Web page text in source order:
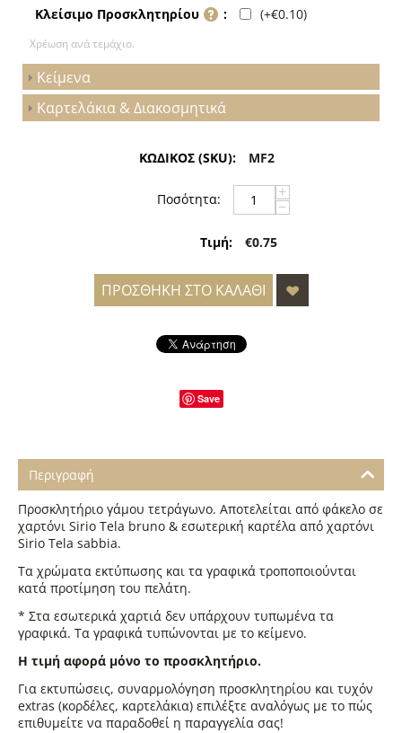
Κλείσιμο Προσκλητηρίου : (+€0.10)
Χρέωση ανά τεμάχιο.
Κείμενα
Καρτελάκια & Διακοσμητικά
ΚΩΔΙΚΟΣ (SKU): MF2
Ποσότητα: +
−
Τιμή: €0.75
ΠΡΟΣΘΉΚΗ ΣΤΟ ΚΑΛΆΘΙ
Save
Περιγραφή
Προσκλητήριο γάμου τετράγωνο. Αποτελείται από φάκελο σε
χαρτόνι Sirio Tela bruno & εσωτερική καρτέλα από χαρτόνι
Sirio Tela sabbia.
Τα χρώματα εκτύπωσης και τα γραφικά τροποποιούνται
κατά προτίμηση του πελάτη.
* Στα εσωτερικά χαρτιά δεν υπάρχουν τυπωμένα τα
γραφικά. Τα γραφικά τυπώνονται με το κείμενο.
Η τιμή αφορά μόνο το προσκλητήριο.
Για εκτυπώσεις, συναρμολόγηση προσκλητηρίου και τυχόν
extras (κορδέλες, καρτελάκια) επιλέξτε αναλόγως με το πώς
επιθυμείτε να παραδοθεί η παραγγελία σας!